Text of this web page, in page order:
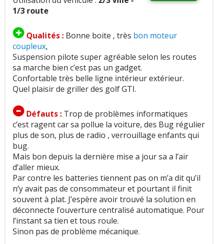
1/3 route
Qualités : Bonne boite , très bon moteur
coupleux,
Suspension pilote super agréable selon les routes
sa marche bien c’est pas un gadget.
Confortable très belle ligne intérieur extérieur.
Quel plaisir de griller des golf GTI.
Défauts : Trop de problèmes informatiques
c’est ragent car sa pollue la voiture, des Bug régulier
plus de son, plus de radio , verrouillage enfants qui
bug.
Mais bon depuis la dernière mise a jour sa a l’air
d’aller mieux.
Par contre les batteries tiennent pas on m’a dit qu’il
n’y avait pas de consommateur et pourtant il finit
souvent à plat. J’espère avoir trouvé la solution en
déconnecte l’ouverture centralisé automatique. Pour
l’instant sa tien et tous roule.
Sinon pas de problème mécanique.